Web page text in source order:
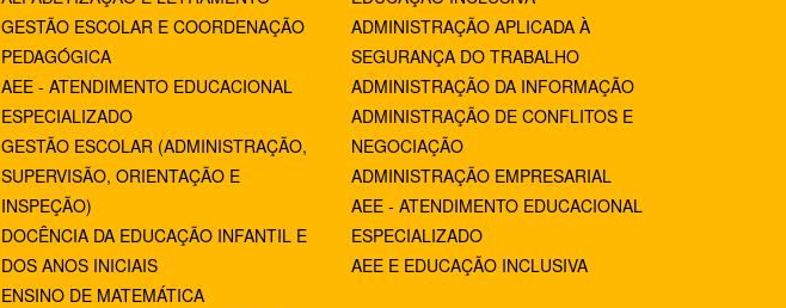
GESTÃO ESCOLAR E COORDENAÇÃO
PEDAGÓGICA
AEE - ATENDIMENTO EDUCACIONAL
ESPECIALIZADO
GESTÃO ESCOLAR (ADMINISTRAÇÃO,
SUPERVISÃO, ORIENTAÇÃO E
INSPEÇÃO)
DOCÊNCIA DA EDUCAÇÃO INFANTIL E
DOS ANOS INICIAIS
ENSINO DE MATEMÁTICA
ADMINISTRAÇÃO APLICADA À
SEGURANÇA DO TRABALHO
ADMINISTRAÇÃO DA INFORMAÇÃO
ADMINISTRAÇÃO DE CONFLITOS E
NEGOCIAÇÃO
ADMINISTRAÇÃO EMPRESARIAL
AEE - ATENDIMENTO EDUCACIONAL
ESPECIALIZADO
AEE E EDUCAÇÃO INCLUSIVA